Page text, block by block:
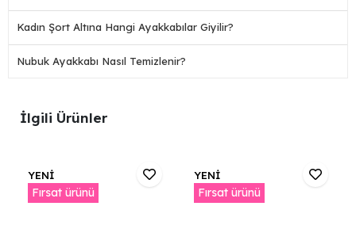
Kadın Şort Altına Hangi Ayakkabılar Giyilir?
Nubuk Ayakkabı Nasıl Temizlenir?
İlgili Ürünler
YENİ
Fırsat ürünü
YENİ
Fırsat ürünü